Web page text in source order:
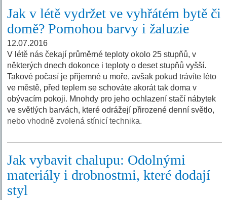
Jak v létě vydržet ve vyhřátém bytě či
domě? Pomohou barvy i žaluzie
12.07.2016
V létě nás čekají průměrné teploty okolo 25 stupňů, v
některých dnech dokonce i teploty o deset stupňů vyšší.
Takové počasí je příjemné u moře, avšak pokud trávíte léto
ve městě, před teplem se schováte akorát tak doma v
obývacím pokoji. Mnohdy pro jeho ochlazení stačí nábytek
ve světlých barvách, které odrážejí přirozené denní světlo,
nebo vhodně zvolená stínicí technika.
Jak vybavit chalupu: Odolnými
materiály i drobnostmi, které dodají
styl